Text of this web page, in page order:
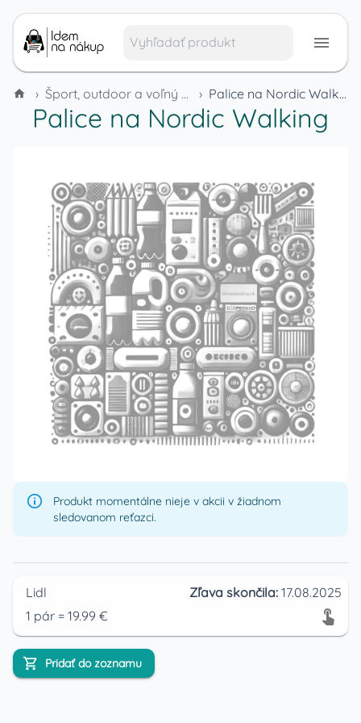
› Šport, outdoor a voľný čas › Palice na Nordic Walking
Palice na Nordic Walking
Produkt momentálne nieje v akcii v žiadnom
sledovanom reťazci.
Lidl Zľava skončila: 17.08.2025
1 pár = 19.99 €
Pridať do zoznamu